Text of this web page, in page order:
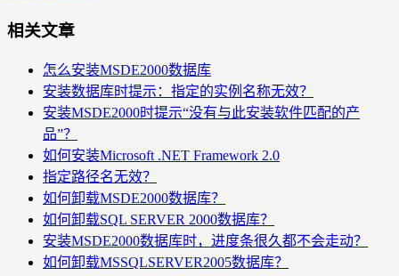
相关文章
怎么安装MSDE2000数据库
安装数据库时提示：指定的实例名称无效？
安装MSDE2000时提示“没有与此安装软件匹配的产
品”？
如何安装Microsoft .NET Framework 2.0
指定路径名无效？
如何卸载MSDE2000数据库？
如何卸载SQL SERVER 2000数据库？
安装MSDE2000数据库时，进度条很久都不会走动？
如何卸载MSSQLSERVER2005数据库？